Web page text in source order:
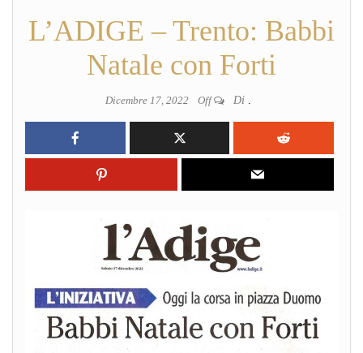
L’ADIGE – Trento: Babbi
Natale con Forti
Dicembre 17, 2022 Off Di .